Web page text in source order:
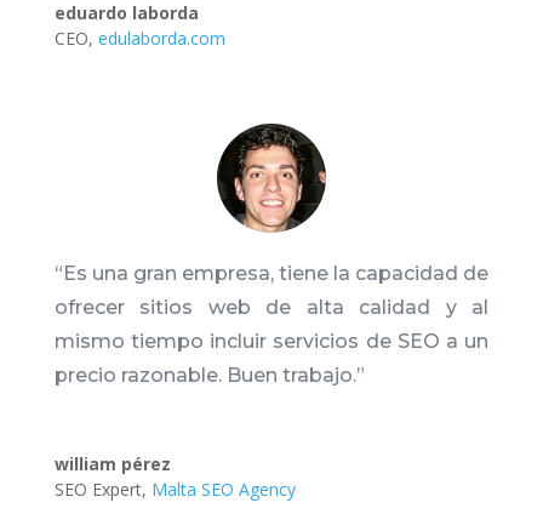
eduardo laborda
CEO, edulaborda.com
“Es una gran empresa, tiene la capacidad de
ofrecer sitios web de alta calidad y al
mismo tiempo incluir servicios de SEO a un
precio razonable. Buen trabajo.”
william pérez
SEO Expert, Malta SEO Agency